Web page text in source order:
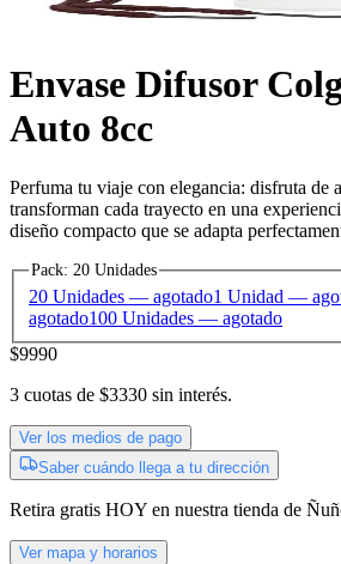
Envase Difusor
Auto 8cc
Perfuma tu viaje con elegancia: disfruta de
transforman cada trayecto en una
diseño compacto que se adapta
Pack: 20 Unidades
20 Unidades — agotado1 Unidad —
agotado100 Unidades — agotado
$9990
3 cuotas de $3330 sin interés.
Ver los medios de pago
Saber cuándo llega a tu dirección
Retira gratis HOY en nuestra tienda de
Ver mapa y horarios